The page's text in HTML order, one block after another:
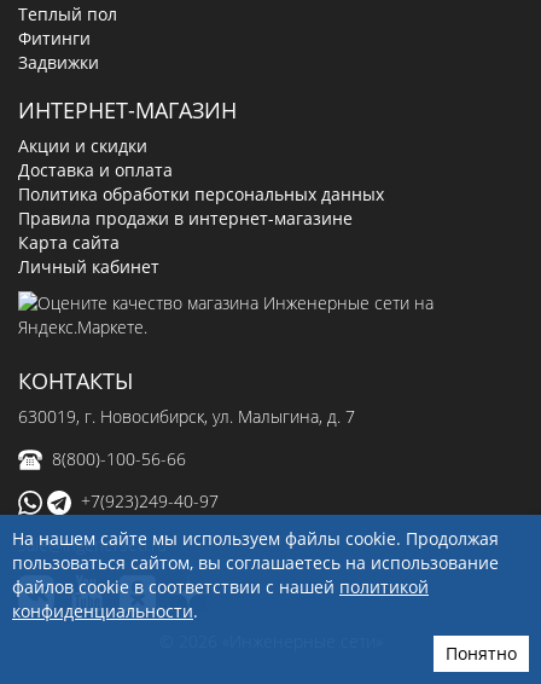
Теплый пол
Фитинги
Задвижки
ИНТЕРНЕТ-МАГАЗИН
Акции и скидки
Доставка и оплата
Политика обработки персональных данных
Правила продажи в интернет-магазине
Карта сайта
Личный кабинет
КОНТАКТЫ
630019, г. Новосибирск, ул. Малыгина, д. 7
8(800)-100-56-66
+7(923)249-40-97
sale@ingenerseti.ru
На нашем сайте мы используем файлы cookie. Продолжая
пользоваться сайтом, вы соглашаетесь на использование
файлов cookie в соответствии с нашей политикой
конфиденциальности.
Понятно